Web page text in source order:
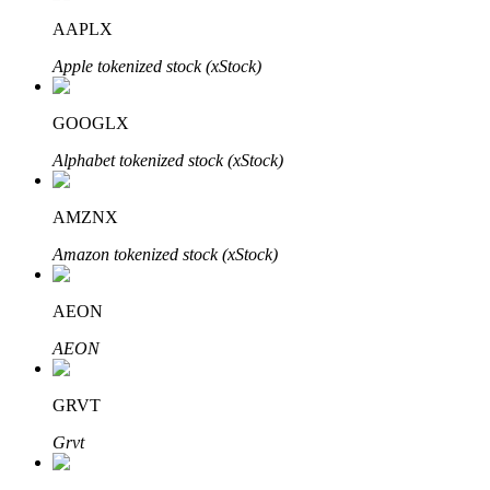
القروض
خدمة الاقتراض المدعومة بالعملات المشفرة
AAPLX
Apple tokenized stock (xStock)
GOOGLX
Alphabet tokenized stock (xStock)
AMZNX
Amazon tokenized stock (xStock)
AEON
AEON
GRVT
Grvt